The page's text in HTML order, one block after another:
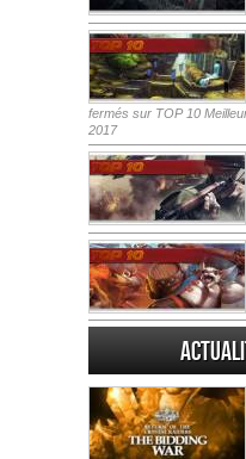
fermés sur TOP 10
2017